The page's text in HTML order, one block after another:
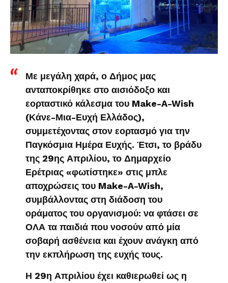
Με μεγάλη χαρά, ο Δήμος μας
ανταποκρίθηκε στο αισιόδοξο και
εορταστικό κάλεσμα του Make-A-Wish
(Κάνε-Μια-Ευχή Ελλάδος),
συμμετέχοντας στον εορτασμό για την
Παγκόσμια Ημέρα Ευχής. Έτσι, το βράδυ
της 29ης Απριλίου, το Δημαρχείο
Ερέτριας «φωτίστηκε» στις μπλε
αποχρώσεις του Make-A-Wish,
συμβάλλοντας στη διάδοση του
οράματος του οργανισμού: να φτάσει σε
ΟΛΑ τα παιδιά που νοσούν από μία
σοβαρή ασθένεια και έχουν ανάγκη από
την εκπλήρωση της ευχής τους.
Η 29η Απριλίου έχει καθιερωθεί ως η